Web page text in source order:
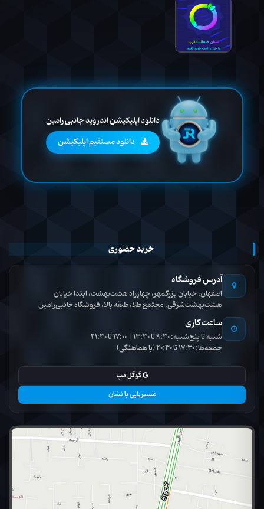
دانلود اپلیکیشن اندروید جانبی رامین
دانلود مستقیم اپلیکیشن
خرید حضوری
آدرس فروشگاه
اصفهان، خیابان بزرگمهر، چهارراه هشت‌بهشت، ابتدا خیابان
هشت‌بهشت‌شرقی، مجتمع طلا، طبقه بالا، فروشگاه جانبی‌رامین
ساعت کاری
شنبه تا پنج‌شنبه: 9:30 تا 13:30 | 17:00 تا 21:30
جمعه‌ها: 17:30 تا 20:30 (با هماهنگی)
گوگل مپ
مسیریابی با نشان